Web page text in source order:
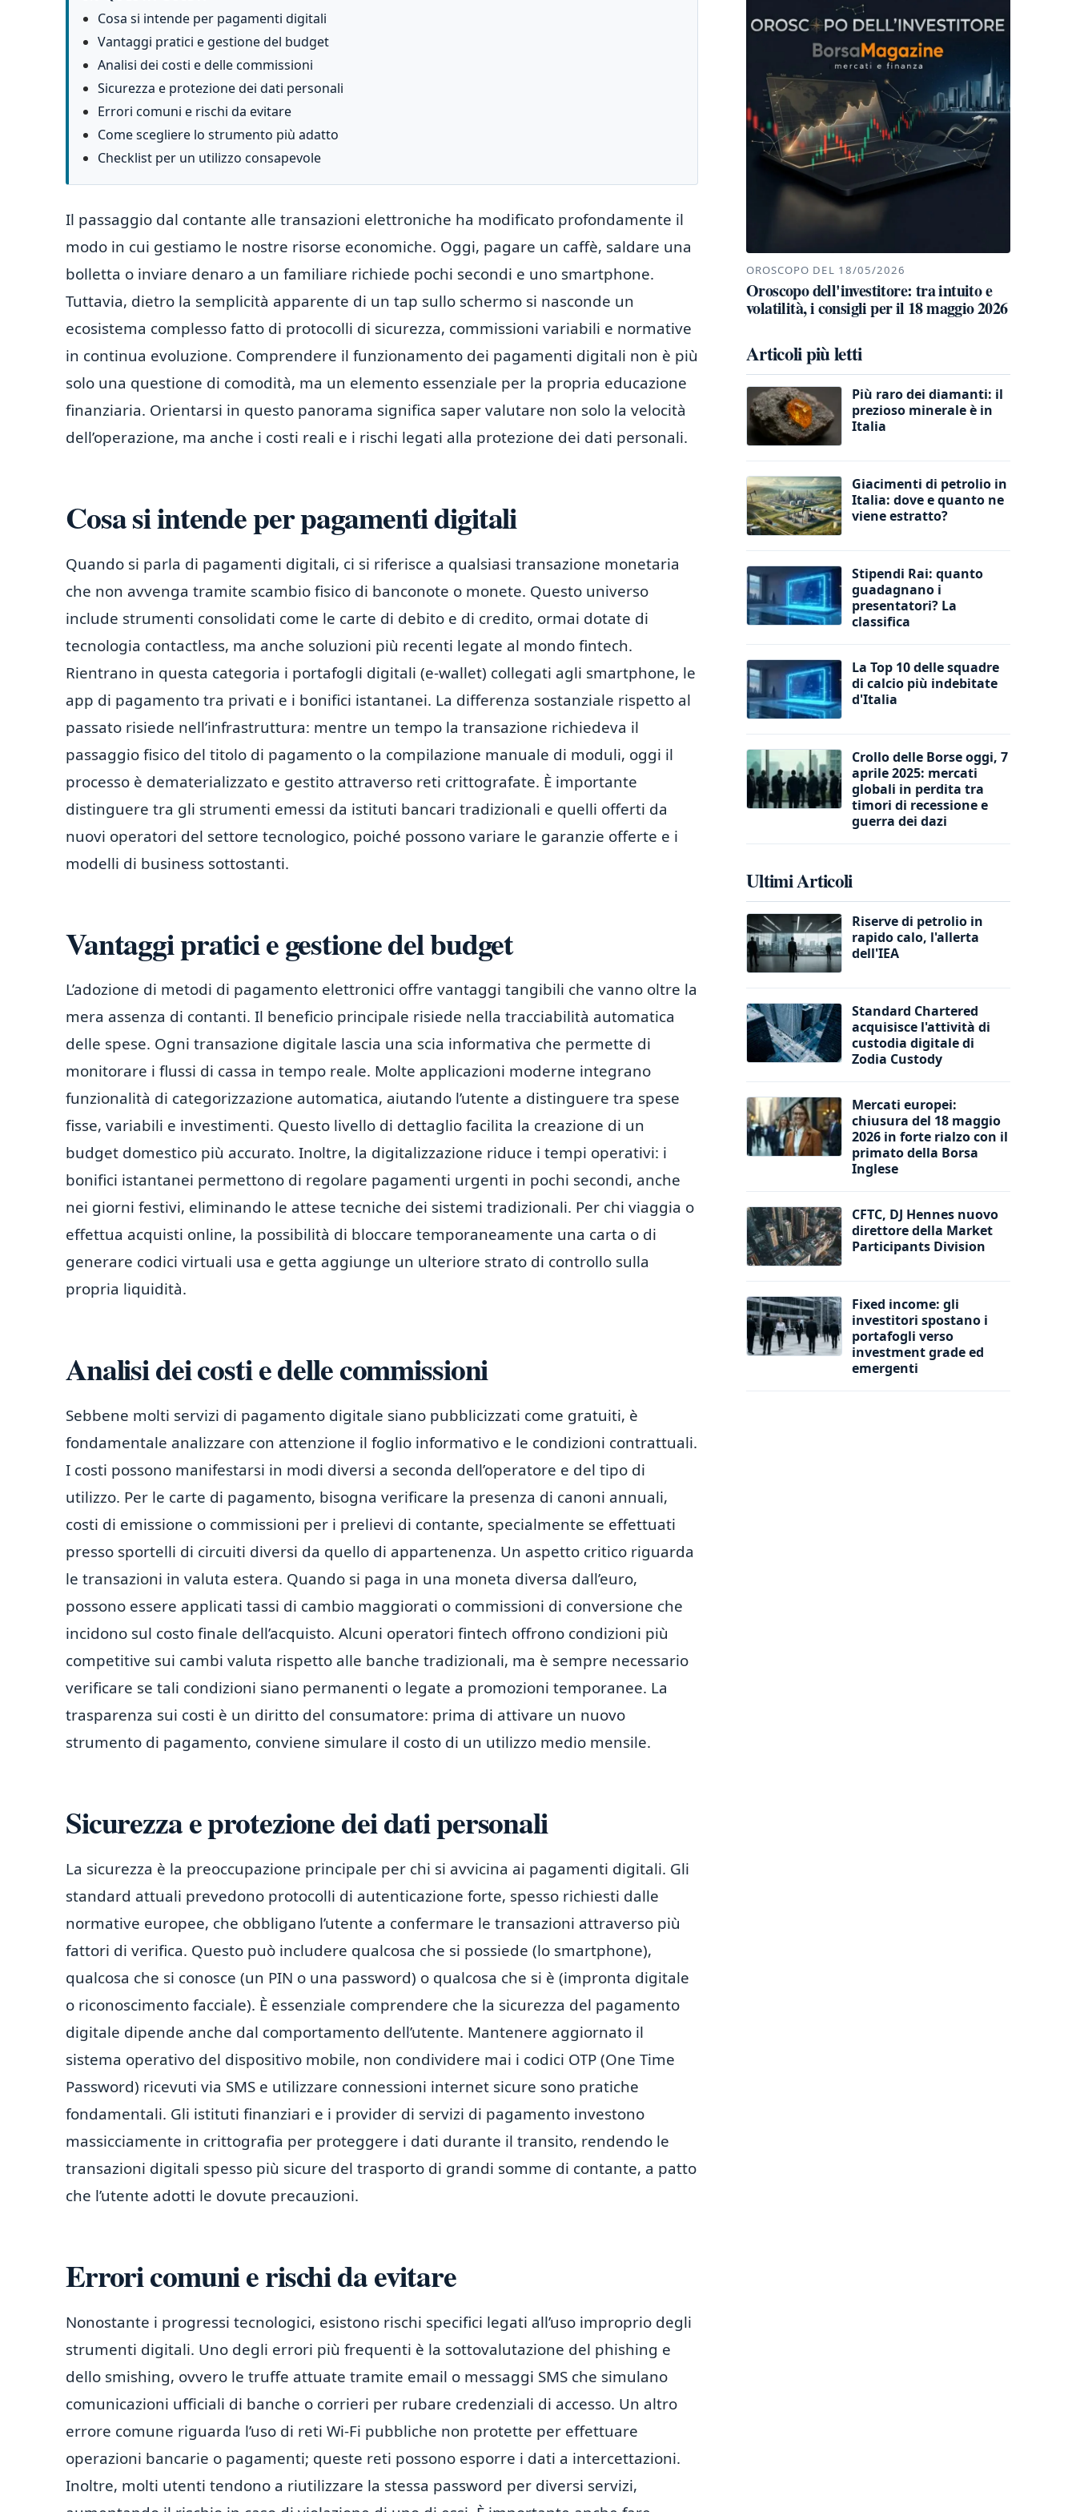
Cosa si intende per pagamenti digitali
Vantaggi pratici e gestione del budget
Analisi dei costi e delle commissioni
Sicurezza e protezione dei dati personali
Errori comuni e rischi da evitare
Come scegliere lo strumento più adatto
Checklist per un utilizzo consapevole
Il passaggio dal contante alle transazioni elettroniche ha modificato profondamente il
modo in cui gestiamo le nostre risorse economiche. Oggi, pagare un caffè, saldare una
bolletta o inviare denaro a un familiare richiede pochi secondi e uno smartphone.
Tuttavia, dietro la semplicità apparente di un tap sullo schermo si nasconde un
ecosistema complesso fatto di protocolli di sicurezza, commissioni variabili e normative
in continua evoluzione. Comprendere il funzionamento dei pagamenti digitali non è più
solo una questione di comodità, ma un elemento essenziale per la propria educazione
finanziaria. Orientarsi in questo panorama significa saper valutare non solo la velocità
dell’operazione, ma anche i costi reali e i rischi legati alla protezione dei dati personali.
Cosa si intende per pagamenti digitali
Quando si parla di pagamenti digitali, ci si riferisce a qualsiasi transazione monetaria
che non avvenga tramite scambio fisico di banconote o monete. Questo universo
include strumenti consolidati come le carte di debito e di credito, ormai dotate di
tecnologia contactless, ma anche soluzioni più recenti legate al mondo fintech.
Rientrano in questa categoria i portafogli digitali (e-wallet) collegati agli smartphone, le
app di pagamento tra privati e i bonifici istantanei. La differenza sostanziale rispetto al
passato risiede nell’infrastruttura: mentre un tempo la transazione richiedeva il
passaggio fisico del titolo di pagamento o la compilazione manuale di moduli, oggi il
processo è dematerializzato e gestito attraverso reti crittografate. È importante
distinguere tra gli strumenti emessi da istituti bancari tradizionali e quelli offerti da
nuovi operatori del settore tecnologico, poiché possono variare le garanzie offerte e i
modelli di business sottostanti.
Vantaggi pratici e gestione del budget
L’adozione di metodi di pagamento elettronici offre vantaggi tangibili che vanno oltre la
mera assenza di contanti. Il beneficio principale risiede nella tracciabilità automatica
delle spese. Ogni transazione digitale lascia una scia informativa che permette di
monitorare i flussi di cassa in tempo reale. Molte applicazioni moderne integrano
funzionalità di categorizzazione automatica, aiutando l’utente a distinguere tra spese
fisse, variabili e investimenti. Questo livello di dettaglio facilita la creazione di un
budget domestico più accurato. Inoltre, la digitalizzazione riduce i tempi operativi: i
bonifici istantanei permettono di regolare pagamenti urgenti in pochi secondi, anche
nei giorni festivi, eliminando le attese tecniche dei sistemi tradizionali. Per chi viaggia o
effettua acquisti online, la possibilità di bloccare temporaneamente una carta o di
generare codici virtuali usa e getta aggiunge un ulteriore strato di controllo sulla
propria liquidità.
Analisi dei costi e delle commissioni
Sebbene molti servizi di pagamento digitale siano pubblicizzati come gratuiti, è
fondamentale analizzare con attenzione il foglio informativo e le condizioni contrattuali.
I costi possono manifestarsi in modi diversi a seconda dell’operatore e del tipo di
utilizzo. Per le carte di pagamento, bisogna verificare la presenza di canoni annuali,
costi di emissione o commissioni per i prelievi di contante, specialmente se effettuati
presso sportelli di circuiti diversi da quello di appartenenza. Un aspetto critico riguarda
le transazioni in valuta estera. Quando si paga in una moneta diversa dall’euro,
possono essere applicati tassi di cambio maggiorati o commissioni di conversione che
incidono sul costo finale dell’acquisto. Alcuni operatori fintech offrono condizioni più
competitive sui cambi valuta rispetto alle banche tradizionali, ma è sempre necessario
verificare se tali condizioni siano permanenti o legate a promozioni temporanee. La
trasparenza sui costi è un diritto del consumatore: prima di attivare un nuovo
strumento di pagamento, conviene simulare il costo di un utilizzo medio mensile.
Sicurezza e protezione dei dati personali
La sicurezza è la preoccupazione principale per chi si avvicina ai pagamenti digitali. Gli
standard attuali prevedono protocolli di autenticazione forte, spesso richiesti dalle
normative europee, che obbligano l’utente a confermare le transazioni attraverso più
fattori di verifica. Questo può includere qualcosa che si possiede (lo smartphone),
qualcosa che si conosce (un PIN o una password) o qualcosa che si è (impronta digitale
o riconoscimento facciale). È essenziale comprendere che la sicurezza del pagamento
digitale dipende anche dal comportamento dell’utente. Mantenere aggiornato il
sistema operativo del dispositivo mobile, non condividere mai i codici OTP (One Time
Password) ricevuti via SMS e utilizzare connessioni internet sicure sono pratiche
fondamentali. Gli istituti finanziari e i provider di servizi di pagamento investono
massicciamente in crittografia per proteggere i dati durante il transito, rendendo le
transazioni digitali spesso più sicure del trasporto di grandi somme di contante, a patto
che l’utente adotti le dovute precauzioni.
Errori comuni e rischi da evitare
Nonostante i progressi tecnologici, esistono rischi specifici legati all’uso improprio degli
strumenti digitali. Uno degli errori più frequenti è la sottovalutazione del phishing e
dello smishing, ovvero le truffe attuate tramite email o messaggi SMS che simulano
comunicazioni ufficiali di banche o corrieri per rubare credenziali di accesso. Un altro
errore comune riguarda l’uso di reti Wi-Fi pubbliche non protette per effettuare
operazioni bancarie o pagamenti; queste reti possono esporre i dati a intercettazioni.
Inoltre, molti utenti tendono a riutilizzare la stessa password per diversi servizi,
OROSCOPO DEL 18/05/2026
Oroscopo dell'investitore: tra intuito e
volatilità, i consigli per il 18 maggio 2026
Articoli più letti
Più raro dei diamanti: il
prezioso minerale è in
Italia
Giacimenti di petrolio in
Italia: dove e quanto ne
viene estratto?
Stipendi Rai: quanto
guadagnano i
presentatori? La
classifica
La Top 10 delle squadre
di calcio più indebitate
d'Italia
Crollo delle Borse oggi, 7
aprile 2025: mercati
globali in perdita tra
timori di recessione e
guerra dei dazi
Ultimi Articoli
Riserve di petrolio in
rapido calo, l'allerta
dell'IEA
Standard Chartered
acquisisce l'attività di
custodia digitale di
Zodia Custody
Mercati europei:
chiusura del 18 maggio
2026 in forte rialzo con il
primato della Borsa
Inglese
CFTC, DJ Hennes nuovo
direttore della Market
Participants Division
Fixed income: gli
investitori spostano i
portafogli verso
investment grade ed
emergenti